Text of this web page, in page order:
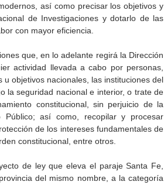
así como precisar los objetivos y
de Investigaciones y dotarlo de las
con mayor eficiencia.
que, en lo adelante regirá la Dirección
actividad llevada a cabo por personas,
objetivos nacionales, las instituciones del
la seguridad nacional e interior, o trate de
constitucional, sin perjuicio de la
Público; así como, recopilar y procesar
de los intereses fundamentales de
constitucional, entre otros.
de ley que eleva el paraje Santa Fe,
del mismo nombre, a la categoría